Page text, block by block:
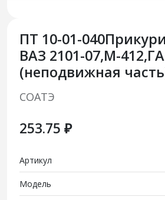
ПТ 10-01-
ВАЗ 2101-07,М-
(неподвижная
СОАТЭ
253.75 ₽
Артикул
Модель